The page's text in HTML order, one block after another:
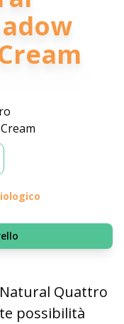
Quattro
possibilità